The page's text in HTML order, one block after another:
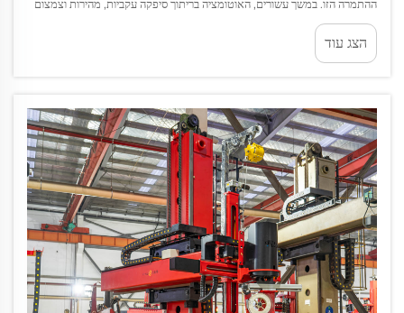
ההתמרה הזו. במשך עשורים, האוטומציה בריתוך סיפקה עקביות, מהירות וצמצום
התלות בכוח אדם. אך שילוב האמנות...
הצג עוד